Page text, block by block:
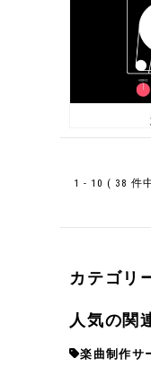
1 - 10 ( 38 件
カテゴリ
人気の関
楽曲制作サ